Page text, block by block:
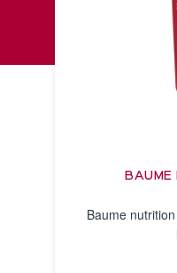
BAUME
Baume